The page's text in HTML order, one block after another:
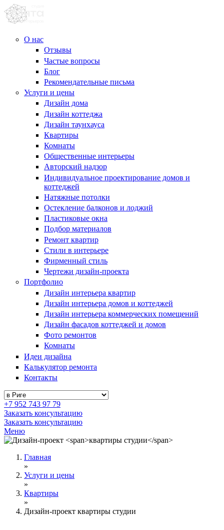
О нас
Отзывы
Частые вопросы
Блог
Рекомендательные письма
Услуги и цены
Дизайн дома
Дизайн коттеджа
Дизайн таунхауса
Квартиры
Комнаты
Общественные интерьеры
Авторский надзор
Индивидуальное проектирование домов и
коттеджей
Натяжные потолки
Остекление балконов и лоджий
Пластиковые окна
Подбор материалов
Ремонт квартир
Стили в интерьере
Фирменный стиль
Чертежи дизайн-проекта
Портфолио
Дизайн интерьера квартир
Дизайн интерьера домов и коттеджей
Дизайн интерьера коммерческих помещений
Дизайн фасадов коттеджей и домов
Фото ремонтов
Комнаты
Идеи дизайна
Калькулятор ремонта
Контакты
+7 952 743 97 79
Заказать консультацию
Заказать консультацию
Меню
Главная
»
Услуги и цены
»
Квартиры
»
Дизайн-проект квартиры студии